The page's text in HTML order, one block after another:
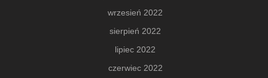
wrzesień 2022
sierpień 2022
lipiec 2022
czerwiec 2022